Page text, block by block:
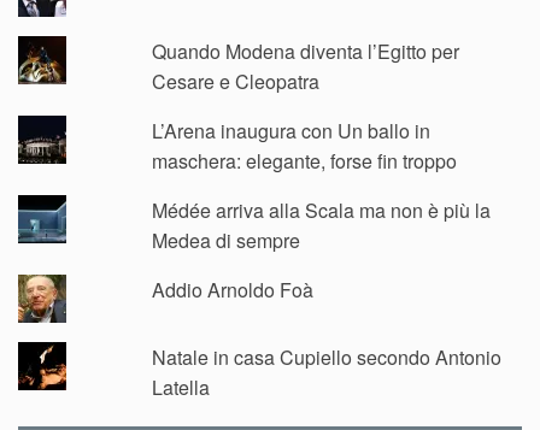
Quando Modena diventa l’Egitto per
Cesare e Cleopatra
L’Arena inaugura con Un ballo in
maschera: elegante, forse fin troppo
Médée arriva alla Scala ma non è più la
Medea di sempre
Addio Arnoldo Foà
Natale in casa Cupiello secondo Antonio
Latella